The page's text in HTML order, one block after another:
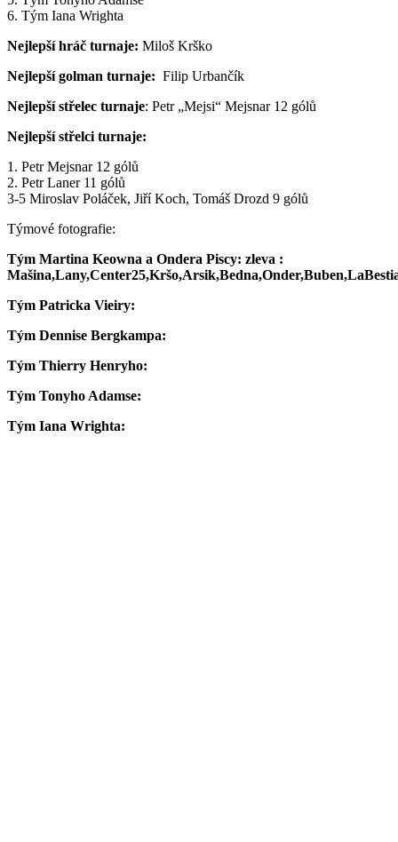
6. Tým Iana Wrighta
Nejlepší hráč turnaje: Miloš Krško
Nejlepší golman turnaje: Filip Urbančík
Nejlepší střelec turnaje: Petr „Mejsi“ Mejsnar 12 gólů
Nejlepší střelci turnaje:
1. Petr Mejsnar 12 gólů
2. Petr Laner 11 gólů
3-5 Miroslav Poláček, Jiří Koch, Tomáš Drozd 9 gólů
Týmové fotografie:
Tým Martina Keowna a Ondera Piscy: zleva :
Tým Patricka Vieiry:
Tým Dennise Bergkampa:
Tým Thierry Henryho:
Tým Tonyho Adamse:
Tým Iana Wrighta: